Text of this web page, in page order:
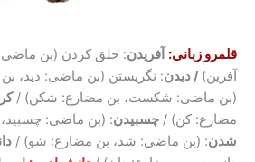
قلمرو زبانی: آفریدن: خلق کردن (بن ماضی:
آفرین) / دیدن: نگریستن (بن ماضی: دید،
(بن ماضی: شکست، بن مضارع: شکن) /
مضارع: کن) / چسبیدن: (بن ماضی:
شدن: (بن ماضی: شد، بن مضارع: شو) /